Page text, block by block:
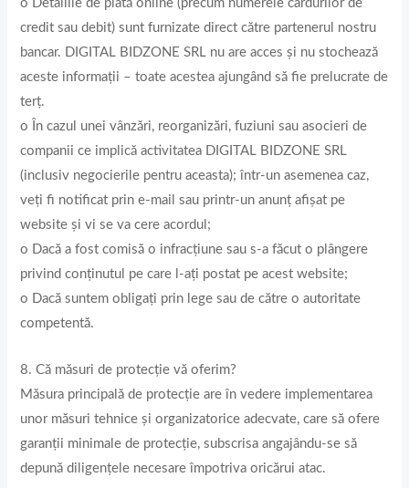
o Detaliile de plată online (precum numerele cardurilor de
credit sau debit) sunt furnizate direct către partenerul nostru
bancar. DIGITAL BIDZONE SRL nu are acces şi nu stochează
aceste informaţii – toate acestea ajungând să fie prelucrate de
terț.
o În cazul unei vânzări, reorganizări, fuziuni sau asocieri de
companii ce implică activitatea DIGITAL BIDZONE SRL
(inclusiv negocierile pentru aceasta); într-un asemenea caz,
veți fi notificat prin e-mail sau printr-un anunț afișat pe
website și vi se va cere acordul;
o Dacă a fost comisă o infracţiune sau s-a făcut o plângere
privind conținutul pe care l-ați postat pe acest website;
o Dacă suntem obligați prin lege sau de către o autoritate
competentă.
8. Că măsuri de protecție vă oferim?
Măsura principală de protecție are în vedere implementarea
unor măsuri tehnice și organizatorice adecvate, care să ofere
garanții minimale de protecție, subscrisa angajându-se să
depună diligențele necesare împotriva oricărui atac.